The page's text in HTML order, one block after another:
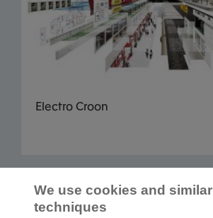
Electro Croon
We use cookies and similar
techniques